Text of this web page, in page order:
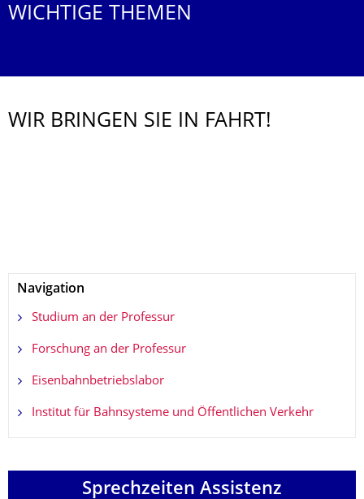
WICHTIGE THEMEN
WIR BRINGEN SIE IN FAHRT!
Navigation
Studium an der Professur
Forschung an der Professur
Eisenbahnbetriebslabor
Institut für Bahnsysteme und Öffentlichen Verkehr
Sprechzeiten Assistenz